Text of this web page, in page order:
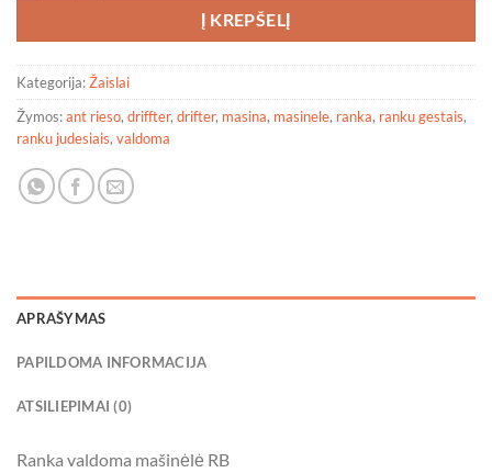
Į KREPŠELĮ
Kategorija:Žaislai
Žymos:ant rieso, driffter, drifter, masina, masinele, ranka, ranku gestais,
ranku judesiais, valdoma
APRAŠYMAS
PAPILDOMA INFORMACIJA
ATSILIEPIMAI (0)
Ranka valdoma mašinėlė RB